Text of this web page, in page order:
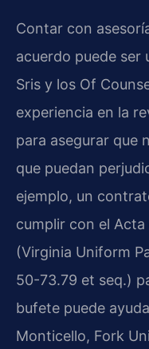
Contar con
acuerdo puede ser
Sris y los Of
experiencia en la
para asegurar que
que puedan
ejemplo, un
cumplir con el Acta
(Virginia Uniform
50-73.79 et seq.)
bufete puede
Monticello, Fork